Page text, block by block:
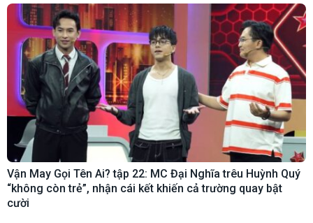
Vận May Gọi Tên Ai? tập 22: MC Đại Nghĩa trêu Huỳnh Quý
“không còn trẻ”, nhận cái kết khiến cả trường quay bật
cười